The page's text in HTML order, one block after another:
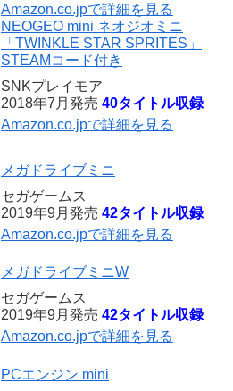
Amazon.co.jpで詳細を見る
NEOGEO mini ネオジオミニ
「TWINKLE STAR SPRITES」
STEAMコード付き
SNKプレイモア
2018年7月発売 40タイトル収録
Amazon.co.jpで詳細を見る
メガドライブミニ
セガゲームス
2019年9月発売 42タイトル収録
Amazon.co.jpで詳細を見る
メガドライブミニW
セガゲームス
2019年9月発売 42タイトル収録
Amazon.co.jpで詳細を見る
PCエンジン mini